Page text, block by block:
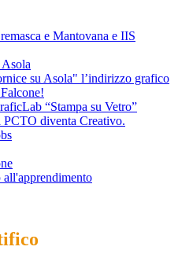
e Mantovana e IIS
su Asola" l’indirizzo grafico
“Stampa su Vetro”
PCTO diventa Creativo.
all'apprendimento